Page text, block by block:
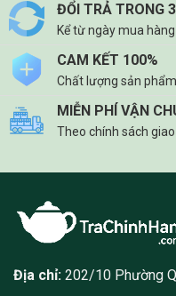
ĐỔI TRẢ TRONG
Kể từ ngày mua hàng
CAM KẾT 100%
Chất lượng sản phẩm
MIỄN PHÍ VẬN
Theo chính sách
Địa chỉ: 202/10 Phường